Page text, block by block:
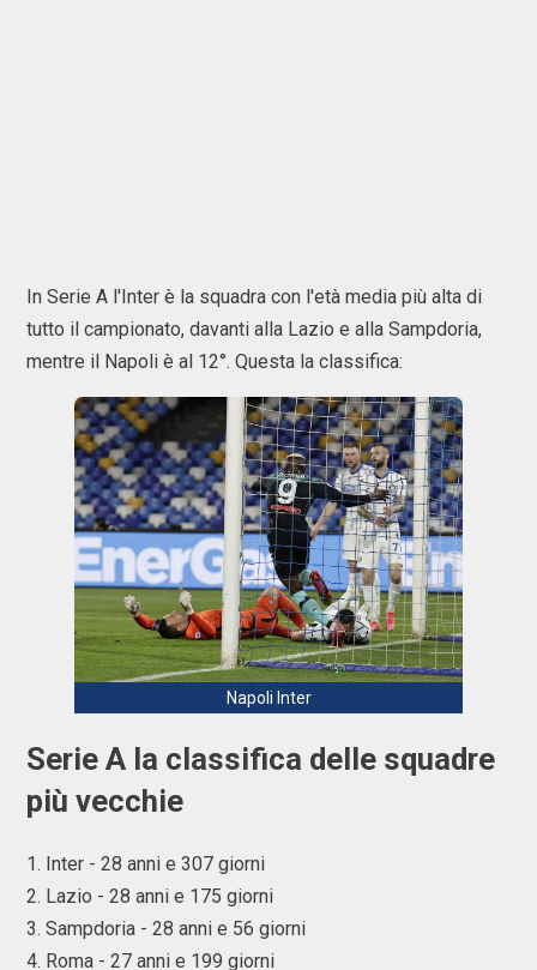
In Serie A l'Inter è la squadra con l'età media più alta di
tutto il campionato, davanti alla Lazio e alla Sampdoria,
mentre il Napoli è al 12°. Questa la classifica:
Napoli Inter
Serie A la classifica delle squadre
più vecchie
1. Inter - 28 anni e 307 giorni
2. Lazio - 28 anni e 175 giorni
3. Sampdoria - 28 anni e 56 giorni
4. Roma - 27 anni e 199 giorni